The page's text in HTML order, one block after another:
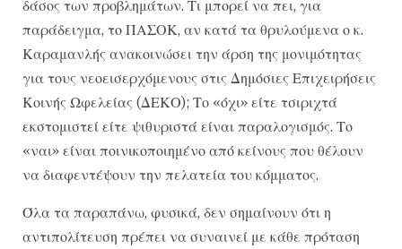
δάσος των προβλημάτων. Τι μπορεί να πει, για
παράδειγμα, το ΠΑΣΟΚ, αν κατά τα θρυλούμενα ο κ.
Καραμανλής ανακοινώσει την άρση της μονιμότητας
για τους νεοεισερχόμενους στις Δημόσιες Επιχειρήσεις
Κοινής Ωφελείας (ΔΕΚΟ); Το «όχι» είτε τσιριχτά
εκστομιστεί είτε ψιθυριστά είναι παραλογισμός. Το
«ναι» είναι ποινικοποιημένο από κείνους που θέλουν
να διαφεντέψουν την πελατεία του κόμματος.
Όλα τα παραπάνω, φυσικά, δεν σημαίνουν ότι η
αντιπολίτευση πρέπει να συναινεί με κάθε πρόταση